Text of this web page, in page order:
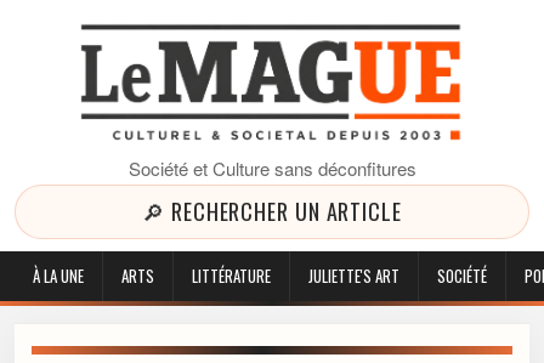
Société et Culture sans déconfitures
🔎 RECHERCHER UN ARTICLE
À LA UNE ARTS LITTÉRATURE JULIETTE'S ART SOCIÉTÉ